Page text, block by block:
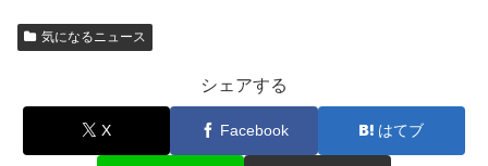
気になるニュース
シェアする
X Facebook はてブ